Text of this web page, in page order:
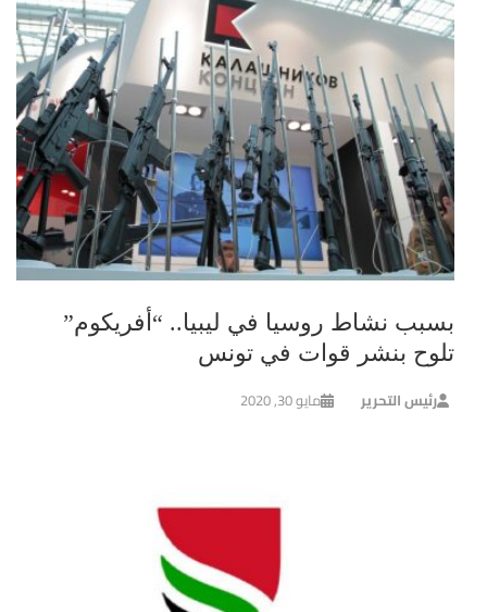
بسبب نشاط روسيا في ليبيا.. “أفريكوم”
تلوح بنشر قوات في تونس
رئيس التحرير مايو 30, 2020